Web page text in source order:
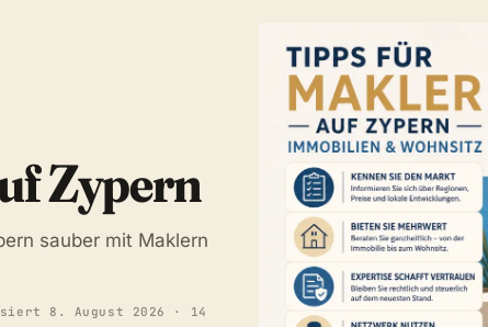
Zypern
sauber mit Maklern
8. August 2026
· 14